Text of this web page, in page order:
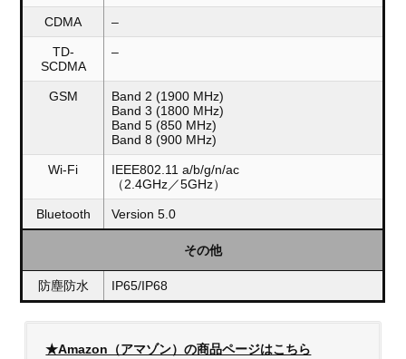
CDMA –
TD-
SCDMA
–
GSM
Band 2 (1900 MHz)
Band 3 (1800 MHz)
Band 5 (850 MHz)
Band 8 (900 MHz)
Wi-Fi
IEEE802.11 a/b/g/n/ac
（2.4GHz／5GHz）
Bluetooth Version 5.0
その他
防塵防水 IP65/IP68
★Amazon（アマゾン）の商品ページはこちら